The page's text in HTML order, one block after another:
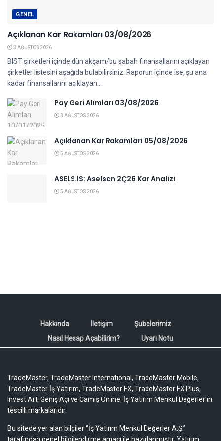
GENEL
Açıklanan Kar Rakamları 03/08/2026
3 AĞUSTOS 2026
BIST şirketleri içinde dün akşam/bu sabah finansallarını açıklayan
şirketler listesini aşağıda bulabilirsiniz. Raporun içinde ise, şu ana
kadar finansallarını açıklayan...
Pay Geri Alımları 03/08/2026
3 AĞUSTOS 2026
Açıklanan Kar Rakamları 05/08/2026
5 AĞUSTOS 2026
ASELS.IS: Aselsan 2Ç26 Kar Analizi
5 AĞUSTOS 2026
Hakkında İletişim
Şubelerimiz
Nasıl Hesap Açabilirim?
Uyarı Notu
TradeMaster, TradeMaster International, TradeMaster Mobile,
TradeMaster İş Yatırım, TradeMaster FX, TradeMaster FX Plus,
Invest Art, Geniş Açı ve Camiş Online, İş Yatırım Menkul Değerler'in
tescilli markalarıdır.
Bu sitede yer alan bilgiler “İş Yatırım Menkul Değerler A.Ş.”
tarafından genel bilgilendirme amacı ile hazırlanmıştır. Yatırım